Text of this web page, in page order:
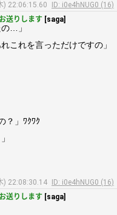
) 22:06:15.60
ID: i0e4hNUG0 (16)
送りします [saga]
…」
これを言っただけですの」
？」ﾜｸﾜｸ
) 22:08:30.14
ID: i0e4hNUG0 (16)
送りします [saga]